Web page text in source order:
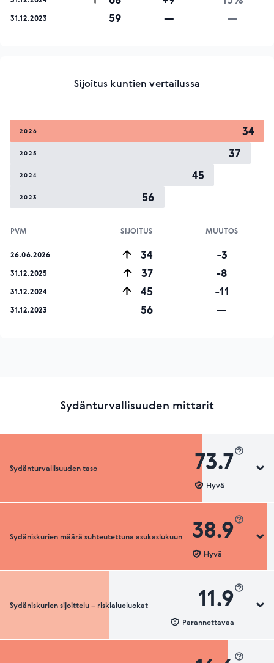
31.12.2023 59 — —
Sijoitus kuntien vertailussa
2026 34
2025 37
2024 45
2023 56
PVM SIJOITUS MUUTOS
26.06.2026 34 -3
31.12.2025 37 -8
31.12.2024 45 -11
31.12.2023 56 —
Sydänturvallisuuden mittarit
Sydänturvallisuuden taso 73.7
Hyvä
Sydänturvallisuuden luokka
Sydäniskurien määrä suhteutettuna asukaslukuun 38.9
Hyvä
Sydäniskurien määrä suhteutettuna asukaslukuun
Sydäniskurien sijoittelu – riskialueluokat 11.9
Parannettavaa